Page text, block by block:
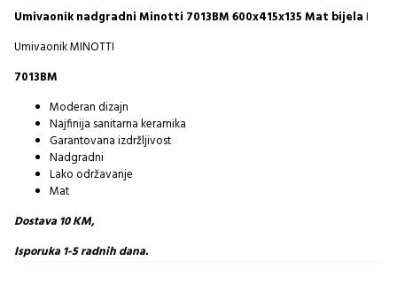
Umivaonik nadgradni Minotti 7013BM 600x415x135 Mat bijelaI
Umivaonik MINOTTI
7013BM
Moderan dizajn
Najfinija sanitarna keramika
Garantovana izdržljivost
Nadgradni
Lako održavanje
Mat
Dostava 10 KM,
Isporuka 1-5 radnih dana.